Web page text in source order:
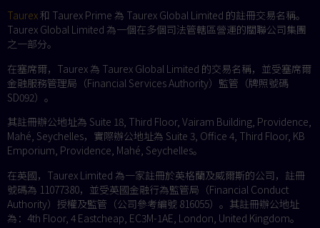
Taurex和 Taurex Prime 為 Taurex Global Limited 的註冊交易名稱。
Taurex Global Limited 為一個在多個司法管轄區營運的關聯公司集團
之一部分。
在塞席爾，Taurex 為 Taurex Global Limited 的交易名稱，並受塞席爾
金融服務管理局（Financial Services Authority）監管（牌照號碼
SD092）。
其註冊辦公地址為 Suite 18, Third Floor, Vairam Building, Providence,
Mahé, Seychelles，實際辦公地址為 Suite 3, Office 4, Third Floor, KB
Emporium, Providence, Mahé, Seychelles。
在英國，Taurex Limited 為一家註冊於英格蘭及威爾斯的公司，註冊
號碼為 11077380，並受英國金融行為監管局（Financial Conduct
Authority）授權及監管（公司參考編號 816055）。其註冊辦公地址
為：4th Floor, 4 Eastcheap, EC3M-1AE, London, United Kingdom。